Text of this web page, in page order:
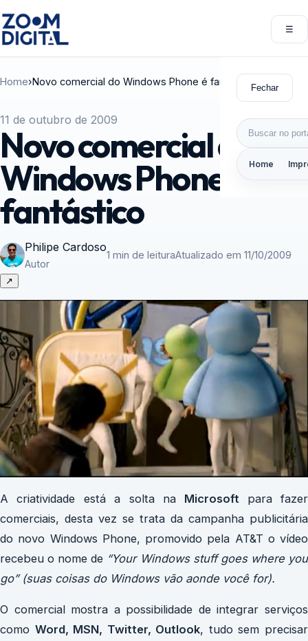
☰
Fechar
Buscar por:
Home
Home›Novo comercial do Windows Phone é fantástico
11 de outubro de 2009
Novo comercial do
Windows Phone é
fantástico
Philipe Cardoso
Autor
1 min de leituraAtualizado em 11/10/2009
↗
A criatividade está a solta na Microsoft para fazer
comerciais, desta vez se trata da campanha publicitária
do novo Windows Phone, promovido pela AT&T o vídeo
recebeu o nome de “Your Windows stuff goes where you
go” (suas coisas do Windows vão aonde você for).
O comercial mostra a possibilidade de integrar serviços
como Word, MSN, Twitter, Outlook, tudo sem precisar